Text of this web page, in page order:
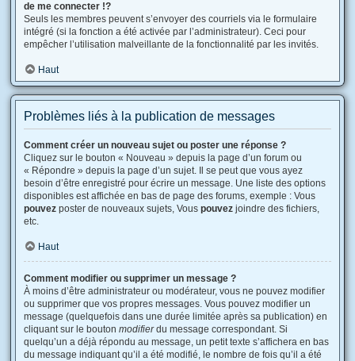
de me connecter !?
Seuls les membres peuvent s’envoyer des courriels via le formulaire
intégré (si la fonction a été activée par l’administrateur). Ceci pour
empêcher l’utilisation malveillante de la fonctionnalité par les invités.
Haut
Problèmes liés à la publication de messages
Comment créer un nouveau sujet ou poster une réponse ?
Cliquez sur le bouton « Nouveau » depuis la page d’un forum ou
« Répondre » depuis la page d’un sujet. Il se peut que vous ayez
besoin d’être enregistré pour écrire un message. Une liste des options
disponibles est affichée en bas de page des forums, exemple : Vous
pouvez poster de nouveaux sujets, Vous pouvez joindre des fichiers,
etc.
Haut
Comment modifier ou supprimer un message ?
À moins d’être administrateur ou modérateur, vous ne pouvez modifier
ou supprimer que vos propres messages. Vous pouvez modifier un
message (quelquefois dans une durée limitée après sa publication) en
cliquant sur le bouton modifierdu message correspondant. Si
quelqu’un a déjà répondu au message, un petit texte s’affichera en bas
du message indiquant qu’il a été modifié, le nombre de fois qu’il a été